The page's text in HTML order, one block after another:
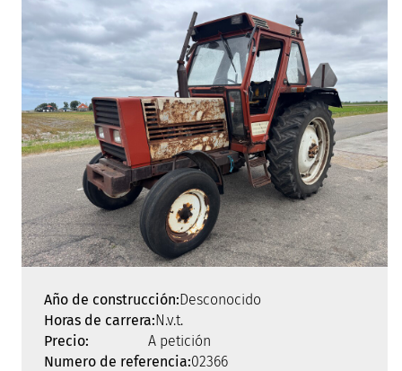
Año de construcción:Desconocido
Horas de carrera:N.v.t.
Precio:
A petición
Numero de referencia:02366